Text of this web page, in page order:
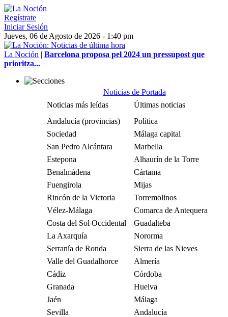
Regístrate
Iniciar Sesión
Jueves, 06 de Agosto de 2026 - 1:40 pm
La Noción | Barcelona proposa pel 2024 un pressupost que
prioritza...
Noticias de Portada
Noticias más leídas
Últimas noticias
Andalucía (provincias)
Política
Sociedad
Málaga capital
San Pedro Alcántara
Marbella
Estepona
Alhaurín de la Torre
Benalmádena
Cártama
Fuengirola
Mijas
Rincón de la Victoria
Torremolinos
Vélez-Málaga
Comarca de Antequera
Costa del Sol Occidental
Guadalteba
La Axarquía
Nororma
Serranía de Ronda
Sierra de las Nieves
Valle del Guadalhorce
Almería
Cádiz
Córdoba
Granada
Huelva
Jaén
Málaga
Sevilla
Andalucía